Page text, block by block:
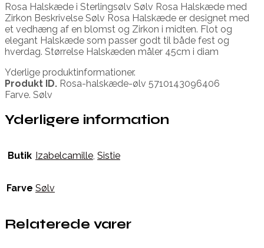
Rosa Halskæde i Sterlingsølv Sølv Rosa Halskæde med
Zirkon Beskrivelse Sølv Rosa Halskæde er designet med
et vedhæng af en blomst og Zirkon i midten. Flot og
elegant Halskæde som passer godt til både fest og
hverdag. Størrelse Halskæden måler 45cm i diam
Yderlige produktinformationer.
Produkt ID. Rosa-halskæde-ølv 5710143096406
Farve. Sølv
Yderligere information
Butik Izabelcamille, Sistie
Farve Sølv
Relaterede varer